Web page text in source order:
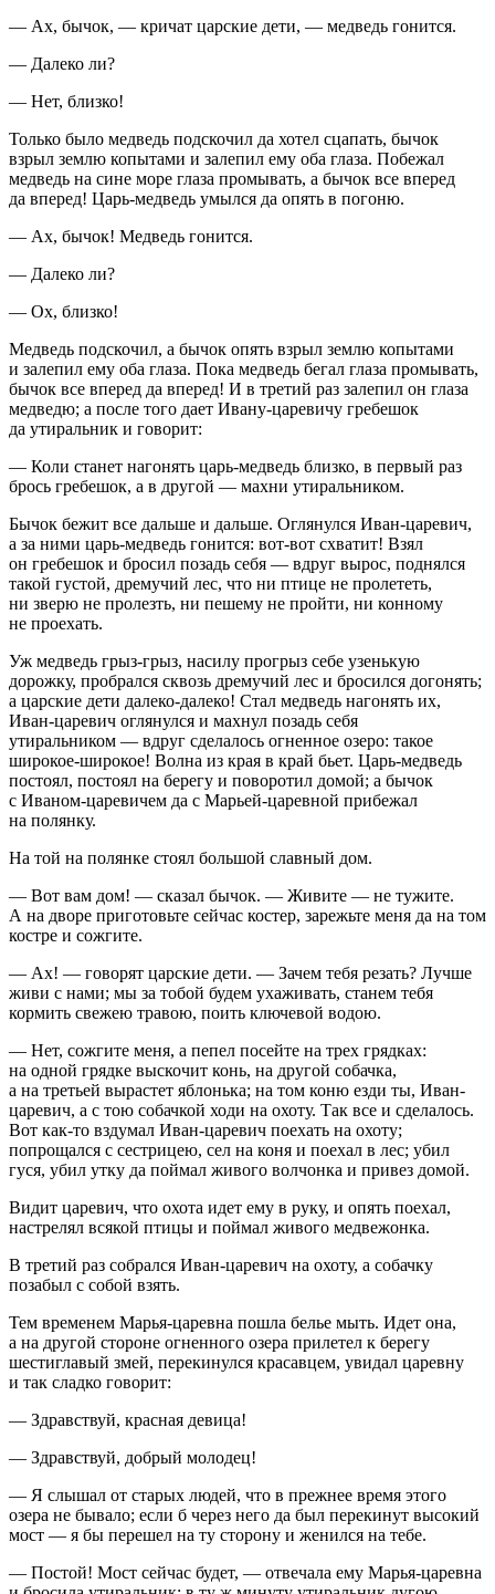
— Ах, бычок, — кричат царские дети, — медведь гонится.
— Далеко ли?
— Нет, близко!
Только было медведь подскочил да хотел сцапать, бычок
взрыл землю копытами и залепил ему оба глаза. Побежал
медведь на сине море глаза промывать, а бычок все вперед
да вперед! Царь-медведь умылся да опять в погоню.
— Ах, бычок! Медведь гонится.
— Далеко ли?
— Ох, близко!
Медведь подскочил, а бычок опять взрыл землю копытами
и залепил ему оба глаза. Пока медведь бегал глаза промывать,
бычок все вперед да вперед! И в третий раз залепил он глаза
медведю; а после того дает Ивану-царевичу гребешок
да утиральник и говорит:
— Коли станет нагонять царь-медведь близко, в первый раз
брось гребешок, а в другой — махни утиральником.
Бычок бежит все дальше и дальше. Оглянулся Иван-царевич,
а за ними царь-медведь гонится: вот-вот схватит! Взял
он гребешок и бросил позадь себя — вдруг вырос, поднялся
такой густой, дремучий лес, что ни птице не пролететь,
ни зверю не пролезть, ни пешему не пройти, ни конному
не проехать.
Уж медведь грыз-грыз, насилу прогрыз себе узенькую
дорожку, пробрался сквозь дремучий лес и бросился догонять;
а царские дети далеко-далеко! Стал медведь нагонять их,
Иван-царевич оглянулся и махнул позадь себя
утиральником — вдруг сделалось огненное озеро: такое
широкое-широкое! Волна из края в край бьет. Царь-медведь
постоял, постоял на берегу и поворотил домой; а бычок
с Иваном-царевичем да с Марьей-царевной прибежал
на полянку.
На той на полянке стоял большой славный дом.
— Вот вам дом! — сказал бычок. — Живите — не тужите.
А на дворе приготовьте сейчас костер, зарежьте меня да на том
костре и сожгите.
— Ах! — говорят царские дети. — Зачем тебя резать? Лучше
живи с нами; мы за тобой будем ухаживать, станем тебя
кормить свежею травою, поить ключевой водою.
— Нет, сожгите меня, а пепел посейте на трех грядках:
на одной грядке выскочит конь, на другой собачка,
а на третьей вырастет яблонька; на том коню езди ты, Иван-
царевич, а с тою собачкой ходи на охоту. Так все и сделалось.
Вот как-то вздумал Иван-царевич поехать на охоту;
попрощался с сестрицею, сел на коня и поехал в лес; убил
гуся, убил утку да поймал живого волчонка и привез домой.
Видит царевич, что охота идет ему в руку, и опять поехал,
настрелял всякой птицы и поймал живого медвежонка.
В третий раз собрался Иван-царевич на охоту, а собачку
позабыл с собой взять.
Тем временем Марья-царевна пошла белье мыть. Идет она,
а на другой стороне огненного озера прилетел к берегу
шестиглавый змей, перекинулся красавцем, увидал царевну
и так сладко говорит:
— Здравствуй, красная девица!
— Здравствуй, добрый молодец!
— Я слышал от старых людей, что в прежнее время этого
озера не бывало; если б через него да был перекинут высокий
мост — я бы перешел на ту сторону и женился на тебе.
— Постой! Мост сейчас будет, — отвечала ему Марья-царевна